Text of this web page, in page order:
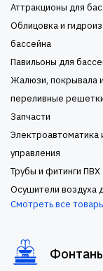
Аттракционы для
Облицовка и
бассейна
Павильоны для
Жалюзи, покрывала и
переливные
Запчасти
Электроавтоматика
управления
Трубы и фитинги ПВХ
Осушители воздуха
Смотреть все